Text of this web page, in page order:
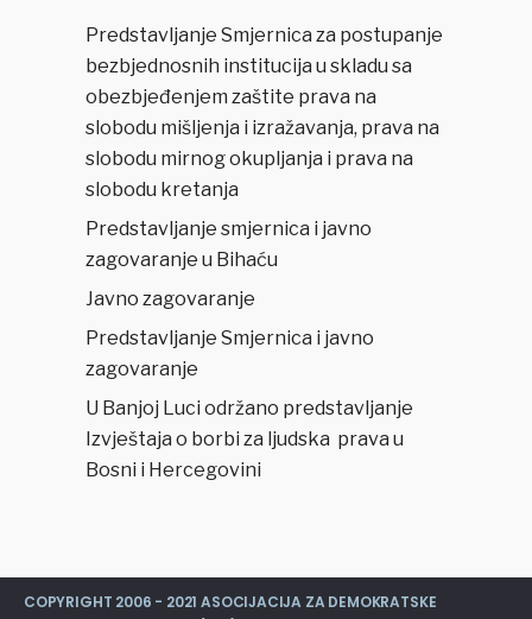
Predstavljanje Smjernica za postupanje
bezbjednosnih institucija u skladu sa
obezbjeđenjem zaštite prava na
slobodu mišljenja i izražavanja, prava na
slobodu mirnog okupljanja i prava na
slobodu kretanja
Predstavljanje smjernica i javno
zagovaranje u Bihaću
Javno zagovaranje
Predstavljanje Smjernica i javno
zagovaranje
U Banjoj Luci održano predstavljanje
Izvještaja o borbi za ljudska prava u
Bosni i Hercegovini
COPYRIGHT 2006 - 2021 ASOCIJACIJA ZA DEMOKRATSKE